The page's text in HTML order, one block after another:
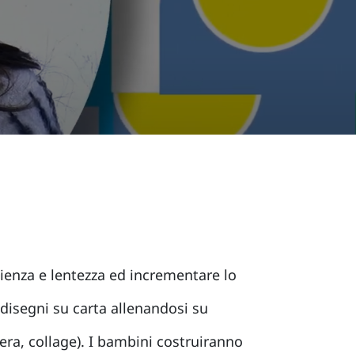
e lentezza ed incrementare lo
su carta allenandosi su
collage). I bambini costruiranno